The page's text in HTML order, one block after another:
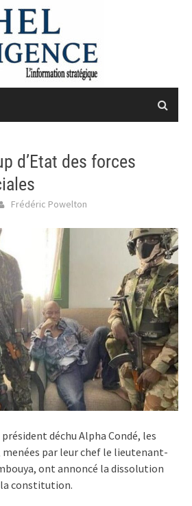
d’Etat des forces
Frédéric Powelton
déchu Alpha Condé, les
par leur chef le lieutenant-
ont annoncé la dissolution
constitution.